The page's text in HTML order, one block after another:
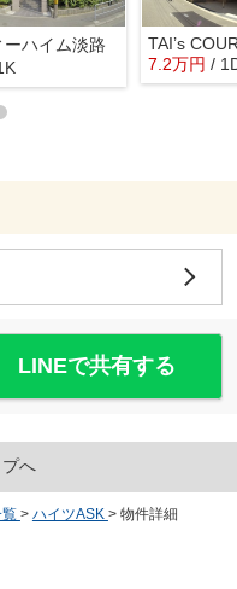
ーハイム淡路
7.2万円 /
LINEで共有する
へ
> ハイツASK > 物件詳細